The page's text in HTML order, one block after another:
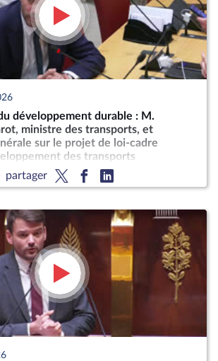
développement durable : M.
ministre des transports, et
sur le projet de loi-cadre
des transports
partager